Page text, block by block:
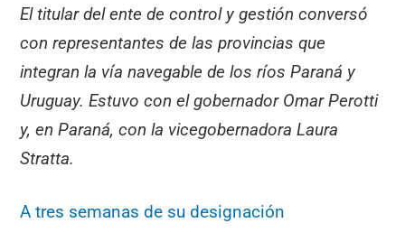
El titular del ente de control y gestión conversó
con representantes de las provincias que
integran la vía navegable de los ríos Paraná y
Uruguay. Estuvo con el gobernador Omar Perotti
y, en Paraná, con la vicegobernadora Laura
Stratta.
A tres semanas de su designación